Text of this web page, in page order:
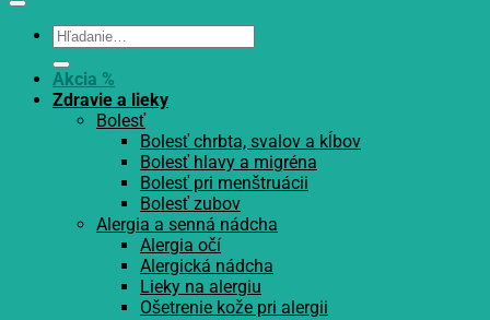
Hľadať:
Akcia %
Zdravie a lieky
Bolesť
Bolesť chrbta, svalov a kĺbov
Bolesť hlavy a migréna
Bolesť pri menštruácii
Bolesť zubov
Alergia a senná nádcha
Alergia očí
Alergická nádcha
Lieky na alergiu
Ošetrenie kože pri alergii